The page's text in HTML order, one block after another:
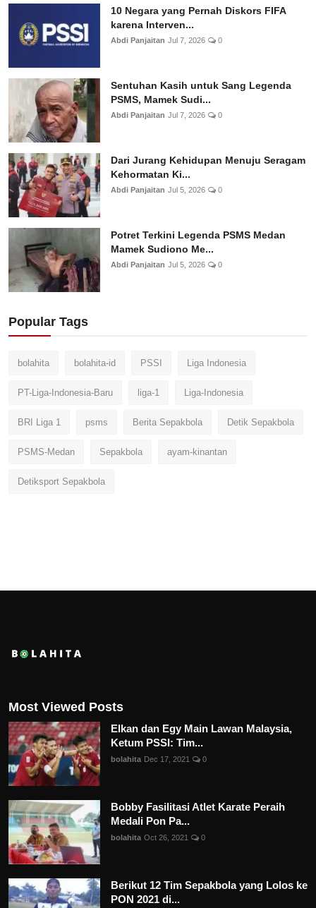
10 Negara yang Pernah Diskors FIFA
karena Interven...
Abdi Panjaitan Jul 7, 2026 0
Sentuhan Kasih untuk Sang Legenda
PSMS, Mamek Sudi...
Abdi Panjaitan Jul 7, 2026 0
Dari Jurang Kehidupan Menuju Seragam
Kehormatan Ki...
Abdi Panjaitan Jul 5, 2026 0
Potret Terkini Legenda PSMS Medan
Mamek Sudiono Me...
Abdi Panjaitan Jul 5, 2026 0
Popular Tags
bolahita bolahita-id PSSI Liga Indonesia
PT-Liga-Indonesia-Baru liga-1 Liga-Indonesia
BRI Liga 1 psms Berita Sepakbola Detik Sepakbola
PSMS-Medan Sepakbola ayam-kinantan
Detiksport Sepakbola
Most Viewed Posts
Elkan dan Egy Main Lawan Malaysia,
Ketum PSSI: Tim...
bolahita Dec 17, 2021 0
Bobby Fasilitasi Atlet Karate Peraih
Medali Pon Pa...
bolahita Oct 26, 2021 0
Berikut 12 Tim Sepakbola yang Lolos ke
PON 2021 di...